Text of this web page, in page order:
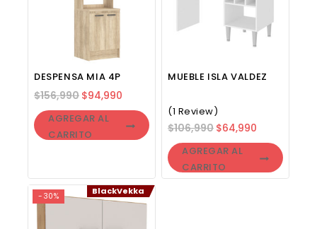
DESPENSA MIA 4P
$156,990 $94,990
AGREGAR AL
CARRITO
MUEBLE ISLA VALDEZ
(1 Review)
$106,990 $64,990
AGREGAR AL
CARRITO
-30% BlackVekka